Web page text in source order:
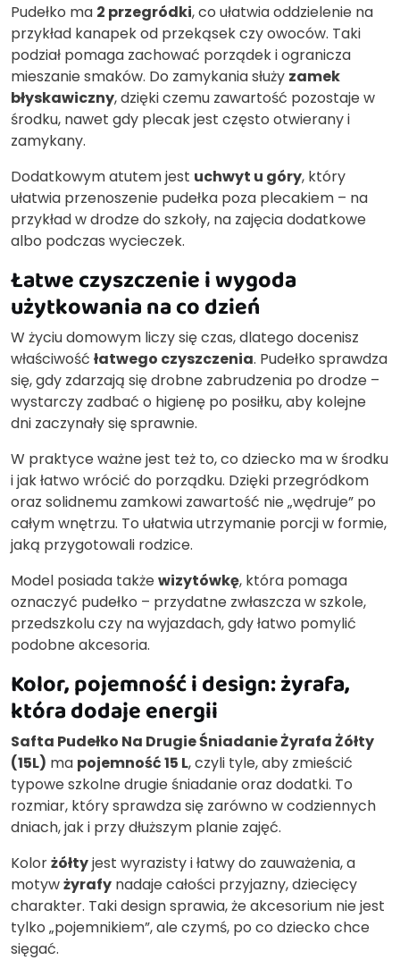
Pudełko ma 2 przegródki, co ułatwia oddzielenie na
przykład kanapek od przekąsek czy owoców. Taki
podział pomaga zachować porządek i ogranicza
mieszanie smaków. Do zamykania służy zamek
błyskawiczny, dzięki czemu zawartość pozostaje w
środku, nawet gdy plecak jest często otwierany i
zamykany.
Dodatkowym atutem jest uchwyt u góry, który
ułatwia przenoszenie pudełka poza plecakiem – na
przykład w drodze do szkoły, na zajęcia dodatkowe
albo podczas wycieczek.
Łatwe czyszczenie i wygoda
użytkowania na co dzień
W życiu domowym liczy się czas, dlatego docenisz
właściwość łatwego czyszczenia. Pudełko sprawdza
się, gdy zdarzają się drobne zabrudzenia po drodze –
wystarczy zadbać o higienę po posiłku, aby kolejne
dni zaczynały się sprawnie.
W praktyce ważne jest też to, co dziecko ma w środku
i jak łatwo wrócić do porządku. Dzięki przegródkom
oraz solidnemu zamkowi zawartość nie „wędruje” po
całym wnętrzu. To ułatwia utrzymanie porcji w formie,
jaką przygotowali rodzice.
Model posiada takżewizytówkę, która pomaga
oznaczyć pudełko – przydatne zwłaszcza w szkole,
przedszkolu czy na wyjazdach, gdy łatwo pomylić
podobne akcesoria.
Kolor, pojemność i design: żyrafa,
która dodaje energii
Safta Pudełko Na Drugie Śniadanie Żyrafa Żółty
(15L) ma pojemność 15 L, czyli tyle, aby zmieścić
typowe szkolne drugie śniadanie oraz dodatki. To
rozmiar, który sprawdza się zarówno w codziennych
dniach, jak i przy dłuższym planie zajęć.
Kolorżółtyjest wyrazisty i łatwy do zauważenia, a
motywżyrafy nadaje całości przyjazny, dziecięcy
charakter. Taki design sprawia, że akcesorium nie jest
tylko „pojemnikiem”, ale czymś, po co dziecko chce
sięgać.